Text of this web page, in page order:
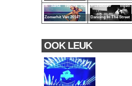
Is Salsa Tequila Dè
Zomerhit Van 2014?
Muziekloze Video:
Dancing In The Street
OOK LEUK